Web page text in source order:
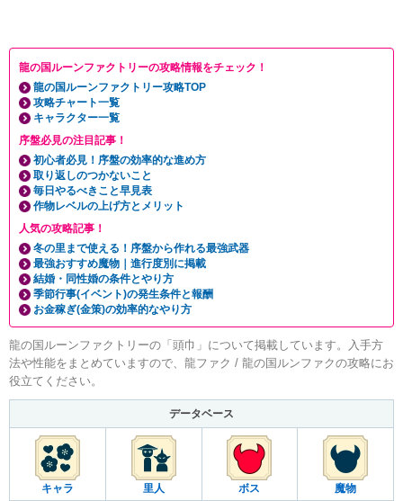
龍の国ルーンファクトリーの攻略情報をチェック！
龍の国ルーンファクトリー攻略TOP
攻略チャート一覧
キャラクター一覧
序盤必見の注目記事！
初心者必見！序盤の効率的な進め方
取り返しのつかないこと
毎日やるべきこと早見表
作物レベルの上げ方とメリット
人気の攻略記事！
冬の里まで使える！序盤から作れる最強武器
最強おすすめ魔物｜進行度別に掲載
結婚・同性婚の条件とやり方
季節行事(イベント)の発生条件と報酬
お金稼ぎ(金策)の効率的なやり方
龍の国ルーンファクトリーの「頭巾」について掲載しています。入手方
法や性能をまとめていますので、龍ファク / 龍の国ルンファクの攻略にお
役立てください。
データベース
キャラ 里人 ボス 魔物